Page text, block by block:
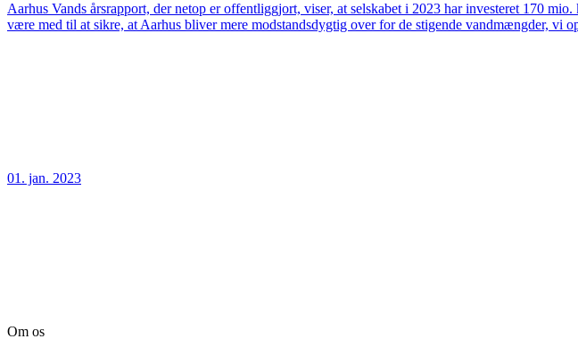
Aarhus Vands årsrapport, der netop er offentliggjort, viser, at selskabet i 2023 har investeret 170
være med til at sikre, at Aarhus bliver mere modstandsdygtig over for de stigende vandmængder, vi
01. jan. 2023
Om os